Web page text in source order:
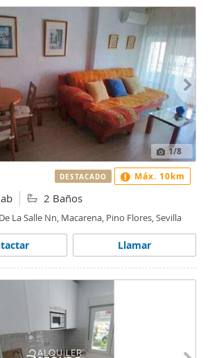
1/8
2 Baños
La Salle Nn, Macarena, Pino Flores, Sevilla
Llamar
DESTACADO Máx. 10km